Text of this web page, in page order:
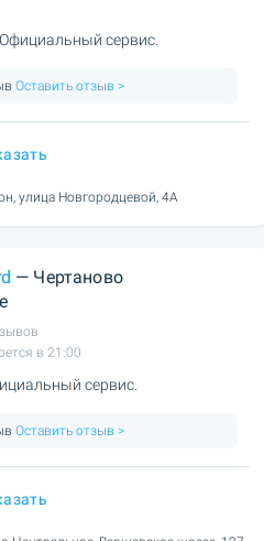
сервис.
Оставить отзыв >
улица Новгородцевой, 4А
— Чертаново
в 21:00
сервис.
Оставить отзыв >